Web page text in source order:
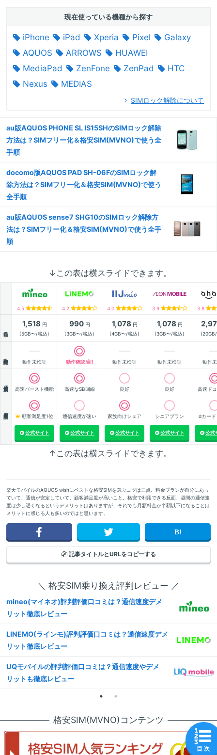
現在使っている機種から探す
iPhone iPad Xperia Pixel
Galaxy
AQUOS
ARROWS
HUAWEI
MediaPad
ZenFone ZenPad
HTC
Nexus
MEDIAS
SIMロック解除について
au版AQUOS PHONE SL IS15SHのSIMロック解除
方法は？SIMフリー化＆格安SIM(MVNO)で使う全
手順
docomo版AQUOS PAD SH-06FのSIMロック解
除方法は？SIMフリー化＆格安SIM(MVNO)で使う
全手順
au版AQUOS sense7 SHG10のSIMロック解除方
法は？SIMフリー化＆格安SIM(MVNO)で使う全手
順
↓この表は横スライドできます。
4.5 4.2 4.0 3.9 3.8
1,518 円
(5GB〜/税込)
990円
(3GB〜/税込)
1,078 円
(4GB〜/税込)
1,078 円
(3GB〜/税込)
動作未検証 動作確認済!! 動作未検証 動作未検証 動作
高速バースト機能 高速なSB回線 良好 良好 高速ド
顧客満足度1位 通信速度が速い 家族向けシェア シニアプラン dカード
公式サイト 公式サイト 公式サイト 公式サイト 公式
↑この表は横スライドできます。
楽天モバイルのAQUOS wishにベストな格安SIMを選ぶコツは三点。料金プランが自分にあっ
ていて、通信が安定していて、顧客満足度が高いこと。格安で利用できる反面、昼間の通信速
度は少し遅くなるというデメリットはありますが、それでも月額料金が半額以下になることは
メリットに感じる人も多いのではと思います。
記事タイトルとURLをコピーする
＼ 格安SIM乗り換え評判レビュー ／
mineo(マイネオ)評判評価口コミは？通信速度デメ
リット徹底レビュー
LINEMO(ラインモ)評判評価口コミは？通信速度デメ
リット徹底レビュー
UQモバイルの評判評価口コミは？通信速度やデメ
リットも徹底レビュー
格安SIM(MVNO)コンテンツ
目 次